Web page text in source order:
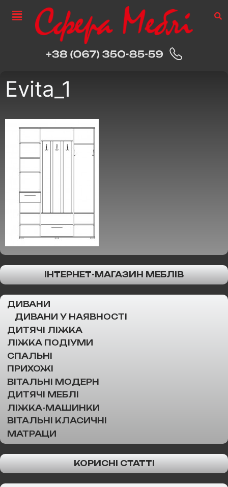
Evita_1
ІНТЕРНЕТ-МАГАЗИН МЕБЛІВ
ДИВАНИ
ДИВАНИ У НАЯВНОСТІ
ДИТЯЧІ ЛІЖКА
ЛІЖКА ПОДІУМИ
СПАЛЬНІ
ПРИХОЖІ
ВІТАЛЬНІ МОДЕРН
ДИТЯЧІ МЕБЛІ
ЛІЖКА-МАШИНКИ
ВІТАЛЬНІ КЛАСИЧНІ
МАТРАЦИ
КОРИСНІ СТАТТІ